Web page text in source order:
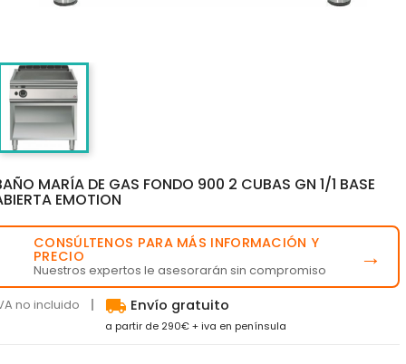
MARÍA DE GAS FONDO 900 2 CUBAS GN 1/1 BASE
EMOTION
CONSÚLTENOS PARA MÁS INFORMACIÓN Y
PRECIO
Nuestros expertos le asesorarán sin compromiso →
no incluido local_shipping Envío gratuito
a partir de 290€ + iva en península